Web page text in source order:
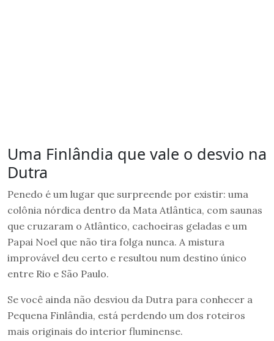
Uma Finlândia que vale o desvio na
Dutra
Penedo é um lugar que surpreende por existir: uma
colônia nórdica dentro da Mata Atlântica, com saunas
que cruzaram o Atlântico, cachoeiras geladas e um
Papai Noel que não tira folga nunca. A mistura
improvável deu certo e resultou num destino único
entre Rio e São Paulo.
Se você ainda não desviou da Dutra para conhecer a
Pequena Finlândia, está perdendo um dos roteiros
mais originais do interior fluminense.